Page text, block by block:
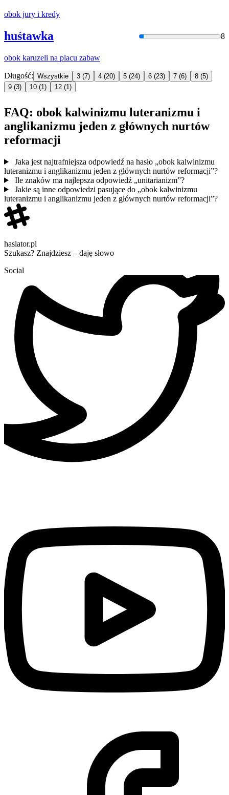
obok jury i kredy
huśtawka 8
obok karuzeli na placu zabaw
Długość: Wszystkie 3 (7) 4 (20) 5 (24) 6 (23) 7 (6) 8 (5)
9 (3) 10 (1) 12 (1)
FAQ: obok kalwinizmu luteranizmu i
anglikanizmu jeden z głównych nurtów
reformacji
Jaka jest najtrafniejsza odpowiedź na hasło „obok kalwinizmu
luteranizmu i anglikanizmu jeden z głównych nurtów reformacji”?
Ile znaków ma najlepsza odpowiedź „unitarianizm”?
Jakie są inne odpowiedzi pasujące do „obok kalwinizmu
luteranizmu i anglikanizmu jeden z głównych nurtów reformacji”?
haslator.pl
Szukasz? Znajdziesz – daję słowo
Social